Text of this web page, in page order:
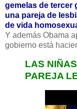
gemelas de tercer
una pareja de
de vida
Y además Obama
gobierno está
LAS
PAREJA